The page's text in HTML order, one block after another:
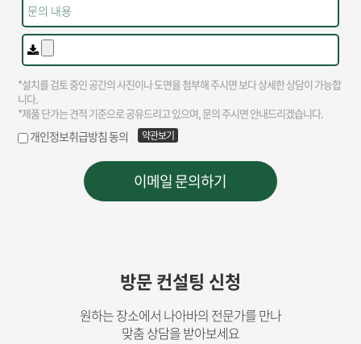
방문 컨설팅 신청
원하는 장소에서 나아바의 전문가를 만나
맞춤 상담을 받아보세요